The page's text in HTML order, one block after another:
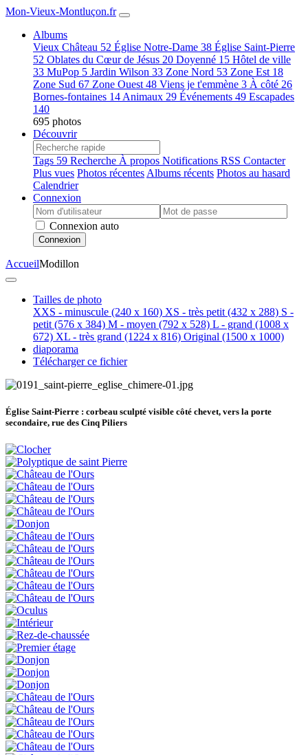
Mon-Vieux-Montluçon.fr
Albums
Vieux Château 52 Église Notre-Dame 38 Église Saint-Pierre
52 Oblates du Cœur de Jésus 20 Doyenné 15 Hôtel de ville
33 MuPop 5 Jardin Wilson 33 Zone Nord 53 Zone Est 18
Zone Sud 67 Zone Ouest 48 Viens je t'emmène 3 À côté 26
Bornes-fontaines 14 Animaux 29 Événements 49 Escapades
140
695 photos
Découvrir
Tags 59 Recherche À propos Notifications RSS Contacter
Plus vues Photos récentes Albums récents Photos au hasard
Calendrier
Connexion
Connexion auto
Connexion
AccueilModillon
Tailles de photo
XXS - minuscule (240 x 160) XS - très petit (432 x 288) S -
petit (576 x 384) M - moyen (792 x 528) L - grand (1008 x
672) XL - très grand (1224 x 816) Original (1500 x 1000)
diaporama
Télécharger ce fichier
Église Saint-Pierre : corbeau sculpté visible côté chevet, vers la porte
secondaire, rue des Cinq Piliers